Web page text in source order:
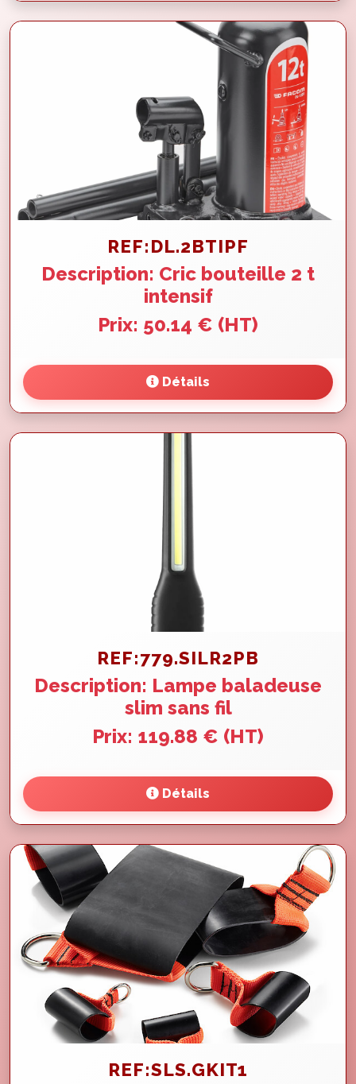
REF:DL.2BTIPF
Description: Cric bouteille 2 t
intensif
Prix: 50.14 € (HT)
Détails
REF:779.SILR2PB
Description: Lampe baladeuse
slim sans fil
Prix: 119.88 € (HT)
Détails
REF:SLS.GKIT1